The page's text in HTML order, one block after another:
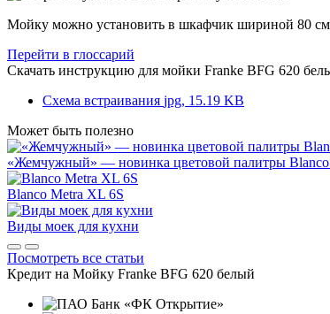
Мойку можно установить в шкафчик шириной 80
Перейти в глоссарий
Скачать инструкцию для мойки Franke BFG 620
Схема встраивания jpg, 15.19 KB
Может быть полезно
«Жемчужный» — новинка цветовой палитры
Blanco Metra XL 6S
Виды моек для кухни
Посмотреть все статьи
Кредит на Мойку Franke BFG 620 белый